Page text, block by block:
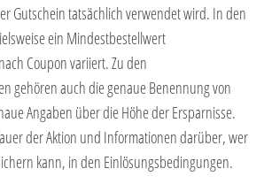
Gutschein tatsächlich verwendet wird. In den
ein Mindestbestellwert
Coupon variiert. Zu den
gehören auch die genaue Benennung von
Angaben über die Höhe der Ersparnisse.
der Aktion und Informationen darüber, wer
kann, in den Einlösungsbedingungen.